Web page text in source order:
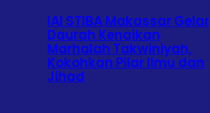
IAI STIBA Makassar Gelar
Daurah Kenaikan
Marhalah Takwiniyah,
Kokohkan Pilar Ilmu dan
Jihad